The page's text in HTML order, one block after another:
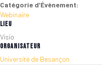
Catégorie d’Évènement:
Webinaire
LIEU
Visio
ORGANISATEUR
Université de Besançon